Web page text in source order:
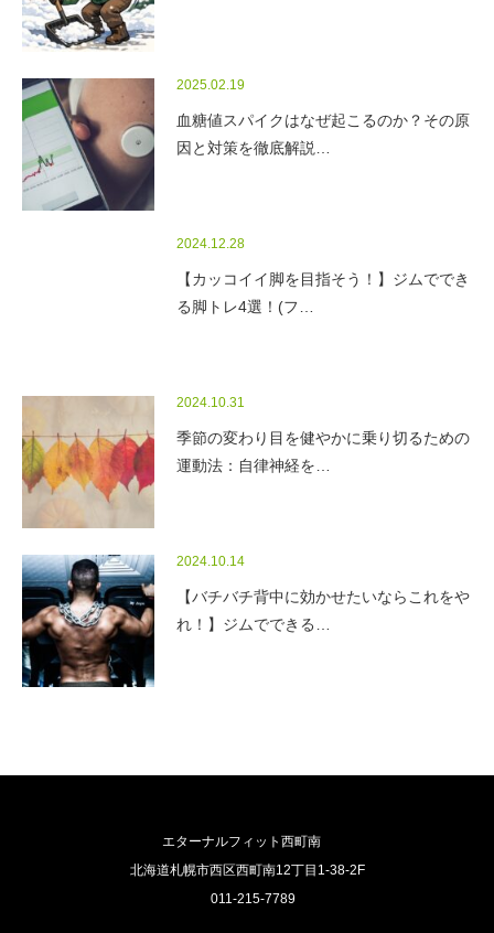
2025.02.19
血糖値スパイクはなぜ起こるのか？その原
因と対策を徹底解説…
2024.12.28
【カッコイイ脚を目指そう！】ジムででき
る脚トレ4選！(フ…
2024.10.31
季節の変わり目を健やかに乗り切るための
運動法：自律神経を…
2024.10.14
【バチバチ背中に効かせたいならこれをや
れ！】ジムでできる…
エターナルフィット西町南
北海道札幌市西区西町南12丁目1-38-2F
011-215-7789